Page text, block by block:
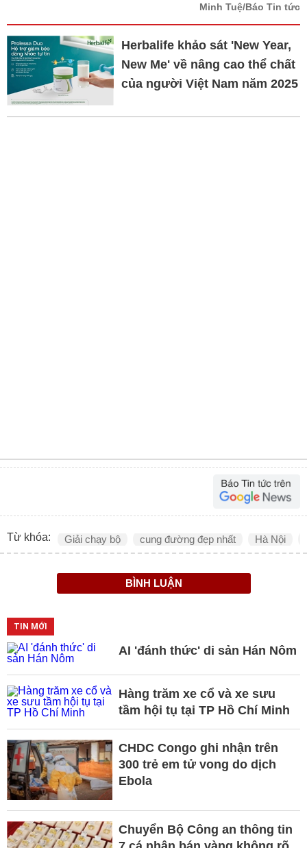
Minh Tuệ/Báo Tin tức
Herbalife khảo sát 'New Year,
New Me' về nâng cao thể chất
của người Việt Nam năm 2025
Từ khóa: Giải chạy bộ cung đường đẹp nhất Hà Nội
BÌNH LUẬN
TIN MỚI
AI 'đánh thức' di sản Hán Nôm
Hàng trăm xe cổ và xe sưu
tầm hội tụ tại TP Hồ Chí Minh
CHDC Congo ghi nhận trên
300 trẻ em tử vong do dịch
Ebola
Chuyển Bộ Công an thông tin